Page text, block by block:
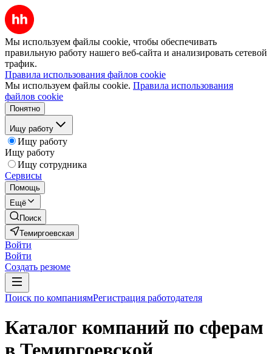
Мы используем файлы cookie, чтобы обеспечивать
правильную работу нашего веб-сайта и анализировать сетевой
трафик.
Правила использования файлов cookie
Мы используем файлы cookie. Правила использования
файлов cookie
Понятно
Ищу работу
Ищу работу
Ищу работу
Ищу сотрудника
Сервисы
Помощь
Ещё
Поиск
Темиргоевская
Войти
Войти
Создать резюме
Поиск по компаниямРегистрация работодателя
Каталог компаний по сферам